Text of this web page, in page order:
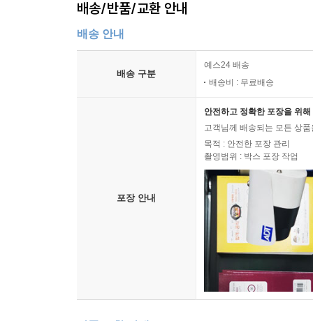
배송/반품/교환 안내
배송 안내
배송 구분
예스24 배송
배송비 : 무료배송
포장 안내
안전하고 정확한 포장을 위
고객님께 배송되는 모든 상
목적 : 안전한 포장 관리
촬영범위 : 박스 포장 작업